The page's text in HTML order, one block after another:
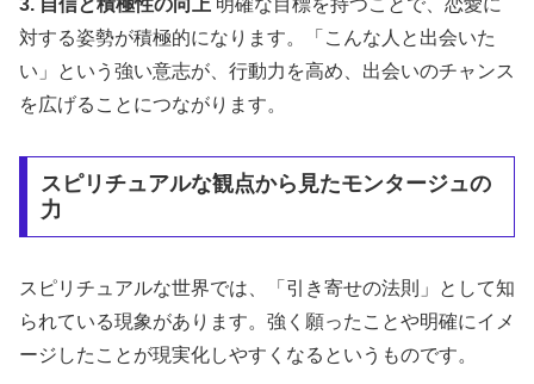
3. 自信と積極性の向上 明確な目標を持つことで、恋愛に
対する姿勢が積極的になります。「こんな人と出会いた
い」という強い意志が、行動力を高め、出会いのチャンス
を広げることにつながります。
スピリチュアルな観点から見たモンタージュの
力
スピリチュアルな世界では、「引き寄せの法則」として知
られている現象があります。強く願ったことや明確にイメ
ージしたことが現実化しやすくなるというものです。